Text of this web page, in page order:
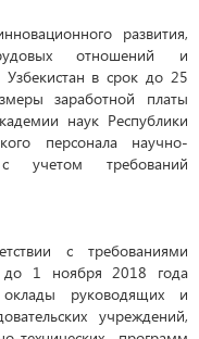
развития,
отношений и
Узбекистан в срок до 25
заработной платы
наук Республики
персонала научно-
с учетом требований
с требованиями
до 1 ноября 2018 года
оклады руководящих и
учреждений,